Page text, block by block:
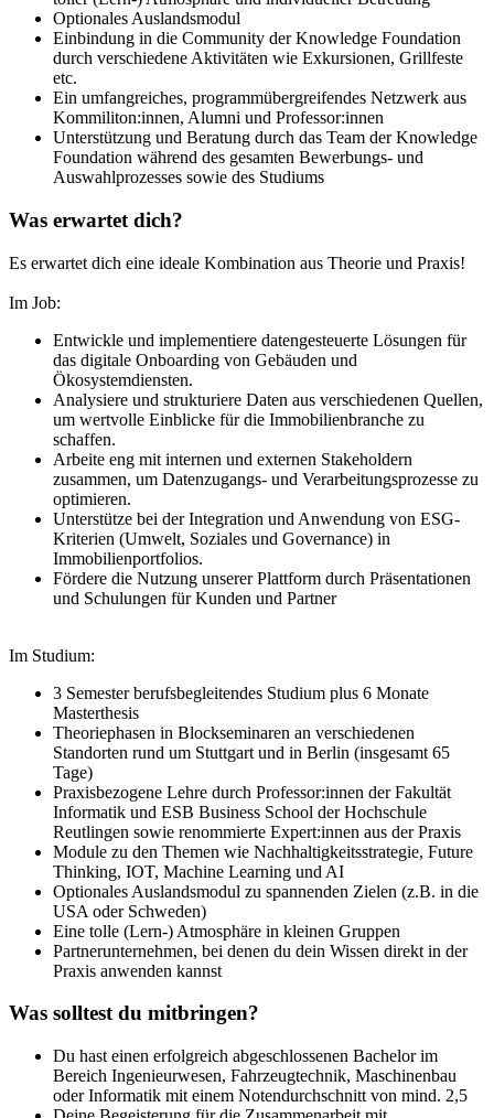
Optionales Auslandsmodul
Einbindung in die Community der Knowledge Foundation
durch verschiedene Aktivitäten wie Exkursionen, Grillfeste
etc.
Ein umfangreiches, programmübergreifendes Netzwerk aus
Kommiliton:innen, Alumni und Professor:innen
Unterstützung und Beratung durch das Team der Knowledge
Foundation während des gesamten Bewerbungs- und
Auswahlprozesses sowie des Studiums
Was erwartet dich?
Es erwartet dich eine ideale Kombination aus Theorie und Praxis!
Im Job:
Entwickle und implementiere datengesteuerte Lösungen für
das digitale Onboarding von Gebäuden und
Ökosystemdiensten.
Analysiere und strukturiere Daten aus verschiedenen Quellen,
um wertvolle Einblicke für die Immobilienbranche zu
schaffen.
Arbeite eng mit internen und externen Stakeholdern
zusammen, um Datenzugangs- und Verarbeitungsprozesse zu
optimieren.
Unterstütze bei der Integration und Anwendung von ESG-
Kriterien (Umwelt, Soziales und Governance) in
Immobilienportfolios.
Fördere die Nutzung unserer Plattform durch Präsentationen
und Schulungen für Kunden und Partner
Im Studium:
3 Semester berufsbegleitendes Studium plus 6 Monate
Masterthesis
Theoriephasen in Blockseminaren an verschiedenen
Standorten rund um Stuttgart und in Berlin (insgesamt 65
Tage)
Praxisbezogene Lehre durch Professor:innen der Fakultät
Informatik und ESB Business School der Hochschule
Reutlingen sowie renommierte Expert:innen aus der Praxis
Module zu den Themen wie Nachhaltigkeitsstrategie, Future
Thinking, IOT, Machine Learning und AI
Optionales Auslandsmodul zu spannenden Zielen (z.B. in die
USA oder Schweden)
Eine tolle (Lern-) Atmosphäre in kleinen Gruppen
Partnerunternehmen, bei denen du dein Wissen direkt in der
Praxis anwenden kannst
Was solltest du mitbringen?
Du hast einen erfolgreich abgeschlossenen Bachelor im
Bereich Ingenieurwesen, Fahrzeugtechnik, Maschinenbau
oder Informatik mit einem Notendurchschnitt von mind. 2,5